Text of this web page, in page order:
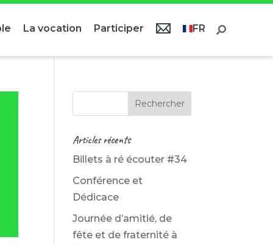
La vocation Participer FR
Articles récents
Billets à ré écouter #34
Conférence et
Dédicace
Journée d’amitié, de
fête et de fraternité à